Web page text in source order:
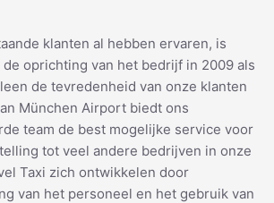
klanten al hebben ervaren, is
oprichting van het bedrijf in 2009 als
de tevredenheid van onze klanten
München Airport biedt ons
team de best mogelijke service voor
tot veel andere bedrijven in onze
Taxi zich ontwikkelen door
van het personeel en het gebruik van